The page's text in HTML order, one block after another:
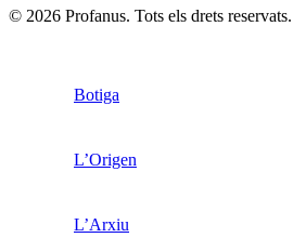
© 2026 Profanus. Tots els drets reservats.
Botiga
L’Origen
L’Arxiu